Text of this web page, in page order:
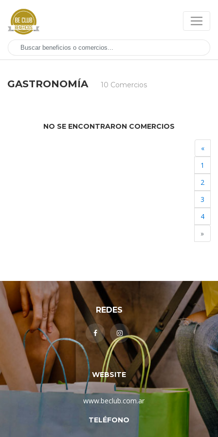
GASTRONOMÍA 10 Comercios
NO SE ENCONTRARON COMERCIOS
«
1
2
3
4
»
REDES
WEBSITE
www.beclub.com.ar
TELÉFONO